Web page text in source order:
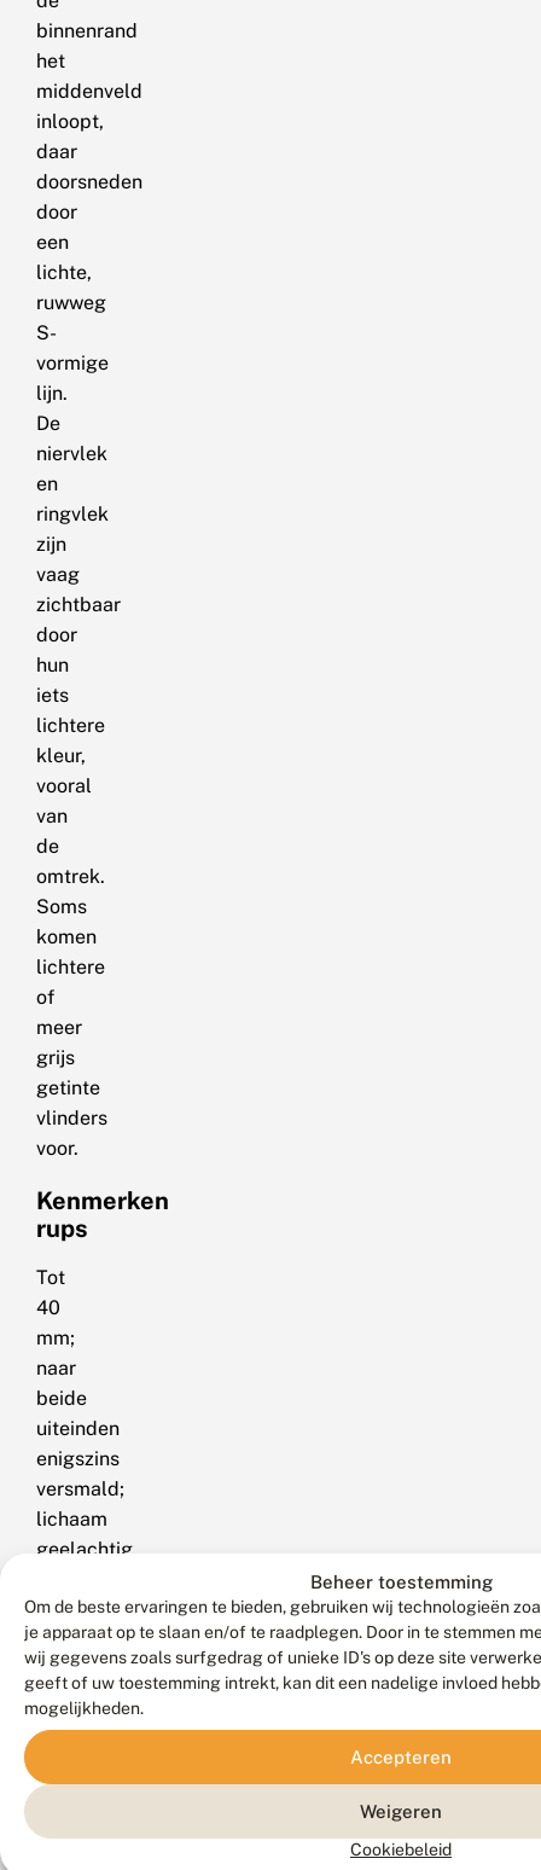
Beheer toestemming
Om de beste ervaringen te bieden, gebruiken wij technologieën
je apparaat op te slaan en/of te raadplegen. Door in te stemmen
wij gegevens zoals surfgedrag of unieke ID's op deze site
geeft of uw toestemming intrekt, kan dit een nadelige invloed
mogelijkheden.
Accepteren
Weigeren
Cookiebeleid
binnenrand
het
middenveld
inloopt,
daar
doorsneden
door
een
lichte,
ruwweg
S-
vormige
lijn.
De
niervlek
en
ringvlek
zijn
vaag
zichtbaar
door
hun
iets
lichtere
kleur,
vooral
van
de
omtrek.
Soms
komen
lichtere
of
meer
grijs
getinte
vlinders
voor.
Kenmerken
rups
Tot
40
mm;
naar
beide
uiteinden
enigszins
versmald;
lichaam
geelachtig
met
een
witachtig
gele
middenstreep
de